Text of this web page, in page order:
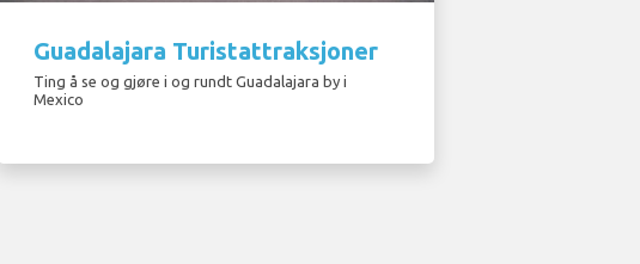
Guadalajara Turistattraksjoner
Ting å se og gjøre i og rundt Guadalajara by i
Mexico